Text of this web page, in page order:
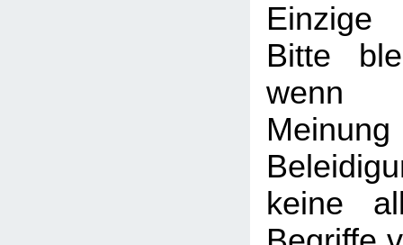
Bitte
wenn
keine